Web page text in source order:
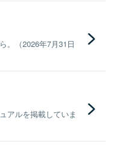
。（2026年7月31日
アルを掲載していま